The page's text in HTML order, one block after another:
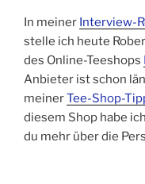
In meiner Interview-
stelle ich heute
des Online-Teeshops
Anbieter ist schon
meinerTee-Shop-
diesem Shop habe
du mehr über die